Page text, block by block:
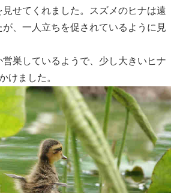
せてくれました。スズメのヒナは遠
が、一人立ちを促されているように見
営巣しているようで、少し大きいヒナ
けました。